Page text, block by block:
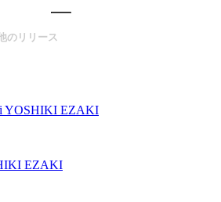
のリリース
YOSHIKI EZAKI
EZAKI